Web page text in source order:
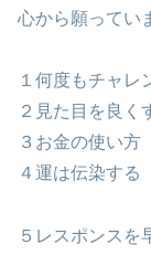
心から願ってい
１何度もチャレ
２見た目を良く
３お金の使い方
４運は伝染する
５レスポンスを